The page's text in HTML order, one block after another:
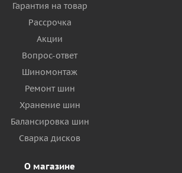
Гарантия на товар
Рассрочка
Акции
Вопрос-ответ
Шиномонтаж
Ремонт шин
Хранение шин
Балансировка шин
Сварка дисков
О магазине